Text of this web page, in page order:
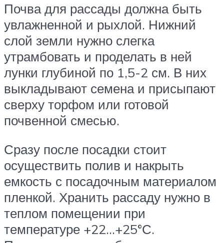
Почва для рассады должна быть
увлажненной и рыхлой. Нижний
слой земли нужно слегка
утрамбовать и проделать в ней
лунки глубиной по 1,5-2 см. В них
выкладывают семена и присыпают
сверху торфом или готовой
почвенной смесью.
Сразу после посадки стоит
осуществить полив и накрыть
емкость с посадочным материалом
пленкой. Хранить рассаду нужно в
теплом помещении при
температуре +22…+25°С.